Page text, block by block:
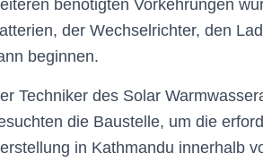
benötigten Vorkehrungen
der Wechselrichter, den
beginnen.
Techniker des Solar
die Baustelle, um die
in Kathmandu innerhalb